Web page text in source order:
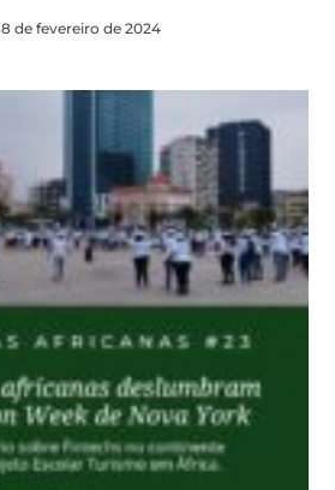
8 de fevereiro de 2024